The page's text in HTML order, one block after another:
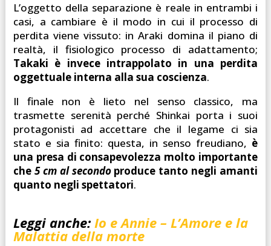
L’oggetto della separazione è reale in entrambi i
casi, a cambiare è il modo in cui il processo di
perdita viene vissuto: in Araki domina il piano di
realtà, il fisiologico processo di adattamento;
Takaki è invece intrappolato in una perdita
oggettuale interna alla sua coscienza.
Il finale non è lieto nel senso classico, ma
trasmette serenità perché Shinkai porta i suoi
protagonisti ad accettare che il legame ci sia
stato e sia finito: questa, in senso freudiano, è
una presa di consapevolezza molto importante
che 5 cm al secondoproduce tanto negli amanti
quanto negli spettatori.
Leggi anche: Io e Annie – L’Amore e la
Malattia della morte